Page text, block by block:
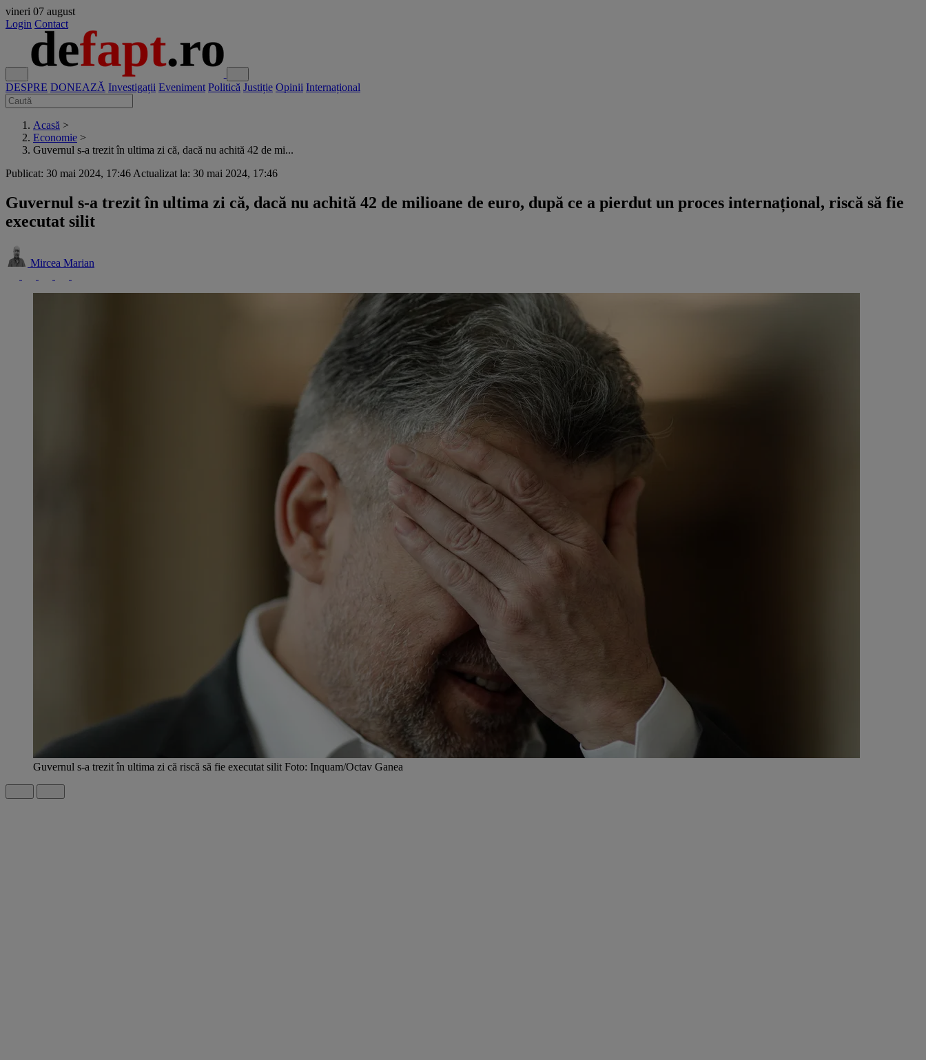
vineri 07 august
Login Contact
DESPRE DONEAZĂ Investigații Eveniment Politică Justiție Opinii Internațional
Acasă >
Economie >
Guvernul s-a trezit în ultima zi că, dacă nu achită 42 de mi...
Publicat: 30 mai 2024, 17:46 Actualizat la: 30 mai 2024, 17:46
Guvernul s-a trezit în ultima zi că, dacă nu achită 42 de milioane de euro, după ce a pierdut un proces internațional, riscă să fie
executat silit
Mircea Marian
Guvernul s-a trezit în ultima zi că riscă să fie executat silit Foto: Inquam/Octav Ganea